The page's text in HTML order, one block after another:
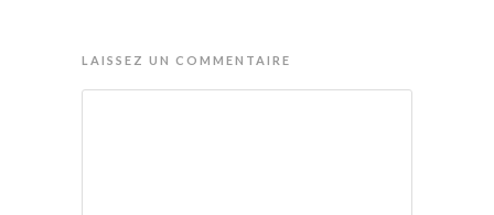
LAISSEZ UN COMMENTAIRE